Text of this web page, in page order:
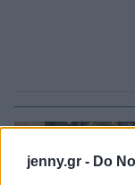
jenny.gr - Do